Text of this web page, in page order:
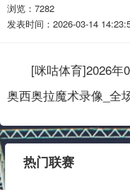
浏览： 7282
发表时间：2026-03-14
[咪咕体育]2026年
奥西奥拉魔术录像_全
热门联赛